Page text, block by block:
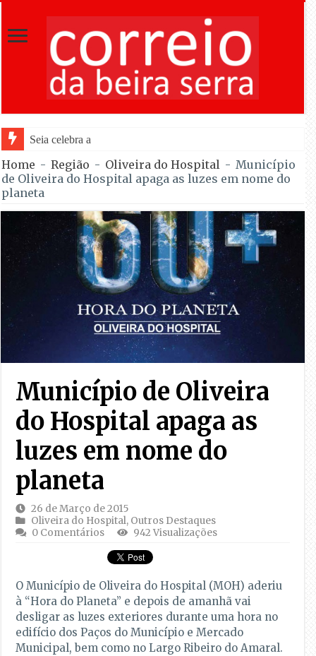
Seia celebra as Festas do Concelho, de 12 a 1
Home - Região - Oliveira do Hospital - Município
de Oliveira do Hospital apaga as luzes em nome do
planeta
Município de Oliveira
do Hospital apaga as
luzes em nome do
planeta
26 de Março de 2015
Oliveira do Hospital, Outros Destaques
0 Comentários
942 Visualizações
O Município de Oliveira do Hospital (MOH) aderiu
à “Hora do Planeta” e depois de amanhã vai
desligar as luzes exteriores durante uma hora no
edifício dos Paços do Município e Mercado
Municipal, bem como no Largo Ribeiro do Amaral.